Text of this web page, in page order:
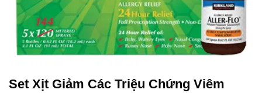
Set Xịt Giảm Các Triệu Chứng Viêm